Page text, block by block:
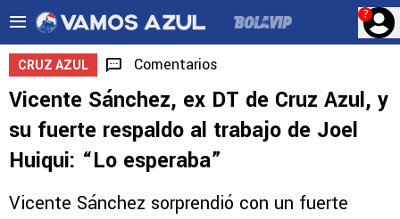
?
CRUZ AZUL Comentarios
Vicente Sánchez, ex DT de Cruz Azul, y
su fuerte respaldo al trabajo de Joel
Huiqui: “Lo esperaba”
Vicente Sánchez sorprendió con un fuerte